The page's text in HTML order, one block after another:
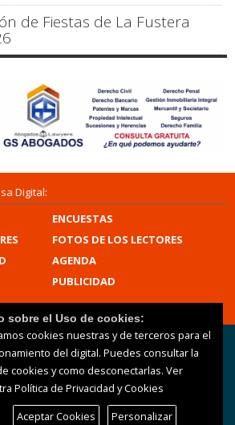
de Fiestas de La Fustera
Digital:
ENCUESTAS
FOTOS DE LOS LECTORES
AGENDA
PUBLICIDAD
de uso|Protección de
reservados
sobre el Uso de cookies:
cookies nuestras y de terceros para el
del digital. Puedes consultar la
cookies y como desconectarlas. Ver
Política de Privacidad y Cookies
Aceptar Cookies
Personalizar